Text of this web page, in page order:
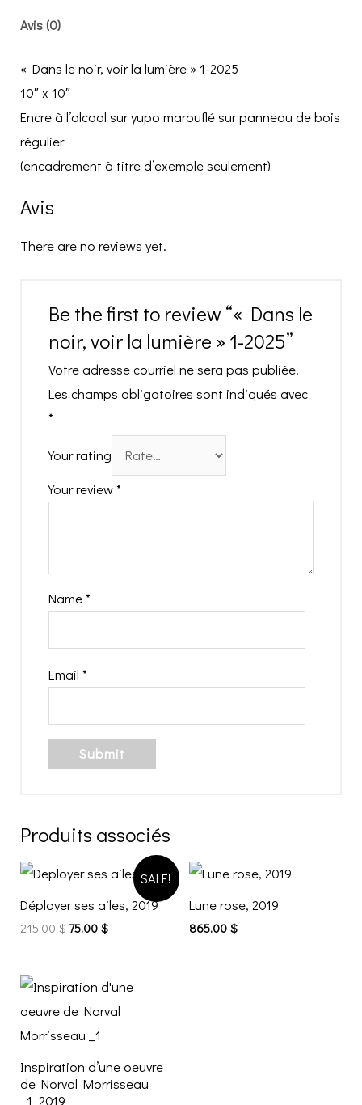
quantity
Avis (0)
« Dans le noir, voir la lumière » 1-2025
10″ x 10″
Encre à l’alcool sur yupo marouflé sur panneau de bois
régulier
(encadrement à titre d’exemple seulement)
Avis
There are no reviews yet.
Be the first to review “« Dans le
noir, voir la lumière » 1-2025”
Votre adresse courriel ne sera pas publiée.
Les champs obligatoires sont indiqués avec
*
Your rating
Your review*
Name*
Email*
Produits associés
SALE!
Déployer ses ailes, 2019
215.00$75.00 $
Lune rose, 2019
865.00 $
Inspiration d’une oeuvre
de Norval Morrisseau
_1_2019